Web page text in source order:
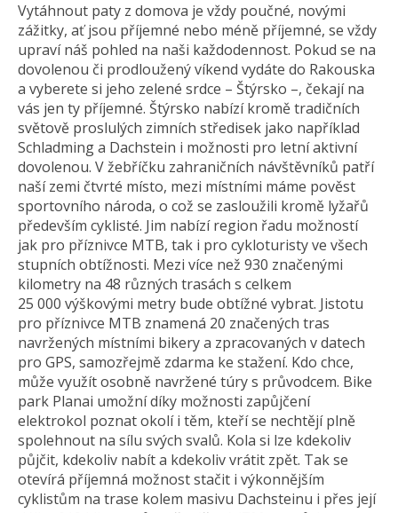
Vytáhnout paty z domova je vždy poučné, novými
zážitky, ať jsou příjemné nebo méně příjemné, se vždy
upraví náš pohled na naši každodennost. Pokud se na
dovolenou či prodloužený víkend vydáte do Rakouska
a vyberete si jeho zelené srdce – Štýrsko –, čekají na
vás jen ty příjemné. Štýrsko nabízí kromě tradičních
světově proslulých zimních středisek jako například
Schladming a Dachstein i možnosti pro letní aktivní
dovolenou. V žebříčku zahraničních návštěvníků patří
naší zemi čtvrté místo, mezi místními máme pověst
sportovního národa, o což se zasloužili kromě lyžařů
především cyklisté. Jim nabízí region řadu možností
jak pro příznivce MTB, tak i pro cykloturisty ve všech
stupních obtížnosti. Mezi více než 930 značenými
kilometry na 48 různých trasách s celkem
25 000 výškovými metry bude obtížné vybrat. Jistotu
pro příznivce MTB znamená 20 značených tras
navržených místními bikery a zpracovaných v datech
pro GPS, samozřejmě zdarma ke stažení. Kdo chce,
může využít osobně navržené túry s průvodcem. Bike
park Planai umožní díky možnosti zapůjčení
elektrokol poznat okolí i těm, kteří se nechtějí plně
spolehnout na sílu svých svalů. Kola si lze kdekoliv
půjčit, kdekoliv nabít a kdekoliv vrátit zpět. Tak se
otevírá příjemná možnost stačit i výkonnějším
cyklistům na trase kolem masivu Dachsteinu i přes její